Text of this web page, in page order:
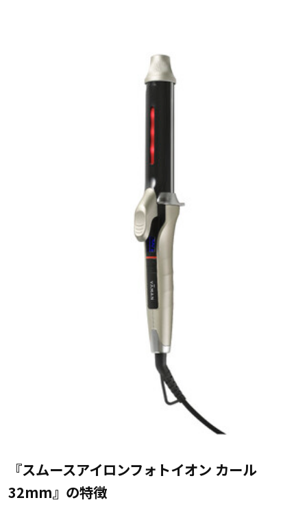
『スムースアイロンフォトイオン カール
32mm』の特徴